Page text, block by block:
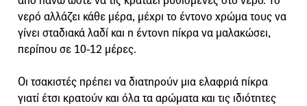
νερό αλλάζει κάθε μέρα, μέχρι το έντονο χρώμα τους να
γίνει σταδιακά λαδί και η έντονη πίκρα να μαλακώσει,
περίπου σε 10-12 μέρες.
Οι τσακιστές πρέπει να διατηρούν μια ελαφριά πίκρα
γιατί έτσι κρατούν και όλα τα αρώματα και τις ιδιότητες